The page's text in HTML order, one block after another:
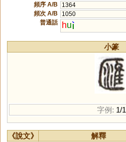
頻序 A/B
1364
頻次 A/B
1050
普通話
hu
小篆
字例: 1/1
《說文》 解釋